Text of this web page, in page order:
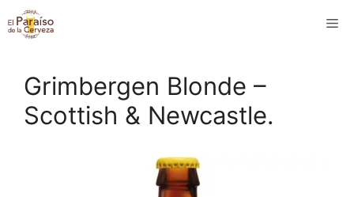
Saltar
al
Grimbergen Blonde –
Scottish & Newcastle.